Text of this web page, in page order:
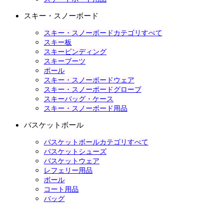
スキー・スノーボード
スキー・スノーボードカテゴリすべて
スキー板
スキービンディング
スキーブーツ
ポール
スキー・スノーボードウェア
スキー・スノーボードグローブ
スキーバッグ・ケース
スキー・スノーボード用品
バスケットボール
バスケットボールカテゴリすべて
バスケットシューズ
バスケットウェア
レフェリー用品
ボール
コート用品
バッグ